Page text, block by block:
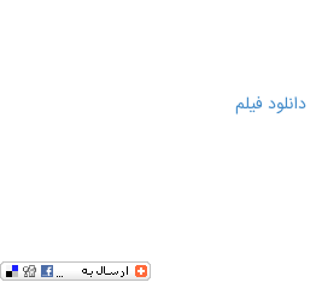
دانلود فیلم